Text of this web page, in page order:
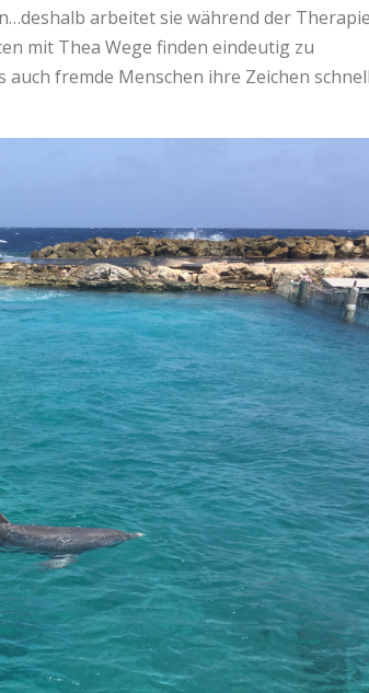
arbeitet sie während der Therapie
mit Thea Wege finden eindeutig zu
fremde Menschen ihre Zeichen schnell